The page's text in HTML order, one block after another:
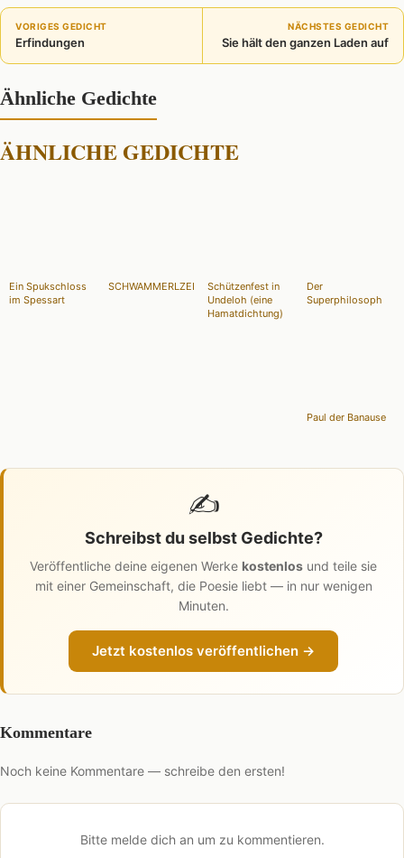
VORIGES GEDICHT
Erfindungen
NÄCHSTES GEDICHT
Sie hält den ganzen Laden auf
Ähnliche Gedichte
ÄHNLICHE GEDICHTE
Ein Spukschloss
im Spessart
SCHWAMMERLZEIT
Schützenfest in
Undeloh (eine
Hamatdichtung)
Der
Superphilosoph
Paul der Banause
✍️
Schreibst du selbst Gedichte?
Veröffentliche deine eigenen Werke kostenlos und teile sie
mit einer Gemeinschaft, die Poesie liebt — in nur wenigen
Minuten.
Jetzt kostenlos veröffentlichen →
Kommentare
Noch keine Kommentare — schreibe den ersten!
Bitte melde dich an um zu kommentieren.